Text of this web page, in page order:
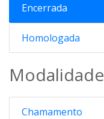
Encerrada
Homologada
Modalidade
Chamamento